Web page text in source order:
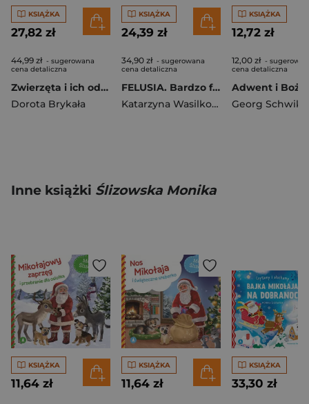
KSIĄŻKA
27,82 zł
44,99 zł - sugerowana
cena detaliczna
Zwierzęta i ich odgłosy
Dorota Brykała
KSIĄŻKA
24,39 zł
34,90 zł - sugerowana
cena detaliczna
FELUSIA. Bardzo fajny patyk
Katarzyna Wasilkowska
KSIĄŻKA
12,72 zł
12,00 zł -
cena detaliczna
Georg
Inne książki Ślizowska Monika
KSIĄŻKA
11,64 zł
KSIĄŻKA
11,64 zł
KSIĄŻKA
33,30 zł